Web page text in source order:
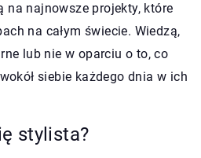
na najnowsze projekty, które
na całym świecie. Wiedzą,
lub nie w oparciu o to, co
siebie każdego dnia w ich
stylista?